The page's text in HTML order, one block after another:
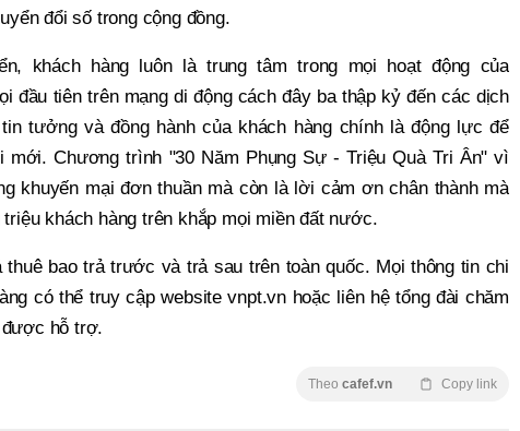
đổi số trong cộng đồng.
khách hàng luôn là trung tâm trong mọi hoạt động của
đầu tiên trên mạng di động cách đây ba thập kỷ đến các dịch
tưởng và đồng hành của khách hàng chính là động lực để
mới. Chương trình "30 Năm Phụng Sự - Triệu Quà Tri Ân" vì
khuyến mại đơn thuần mà còn là lời cảm ơn chân thành mà
khách hàng trên khắp mọi miền đất nước.
bao trả trước và trả sau trên toàn quốc. Mọi thông tin chi
có thể truy cập website vnpt.vn hoặc liên hệ tổng đài chăm
được hỗ trợ.
Theo cafef.vn Copy link